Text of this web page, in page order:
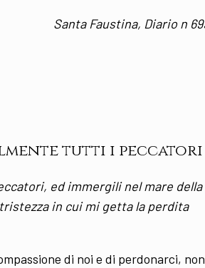
Santa Faustina, Diario n
tutti i peccatori
ed immergili nel mare della
in cui mi getta la perdita
di noi e di perdonarci, non